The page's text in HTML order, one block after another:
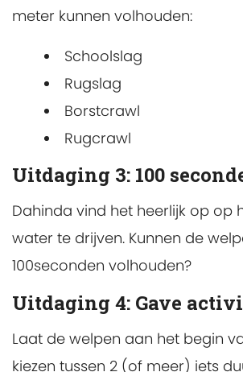
meter kunnen volhouden:
Schoolslag
Rugslag
Borstcrawl
Rugcrawl
Uitdaging 3: 100
Dahinda vind het heerlijk op op
water te drijven. Kunnen de
100seconden volhouden?
Uitdaging 4: Gave
Laat de welpen aan het begin
kiezen tussen 2 (of meer) iets